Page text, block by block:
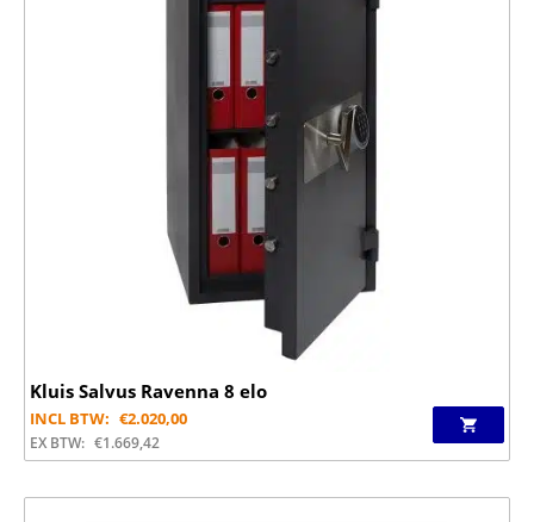
Kluis Salvus Ravenna 8 elo
INCL BTW: €2.020,00
EX BTW: €1.669,42